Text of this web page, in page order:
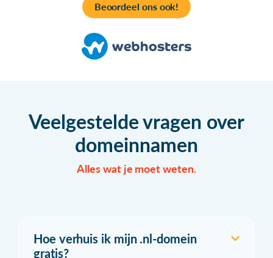
Beoordeel ons ook!
Veelgestelde vragen over
domeinnamen
Alles wat je moet weten.
Hoe verhuis ik mijn .nl-domein
gratis?